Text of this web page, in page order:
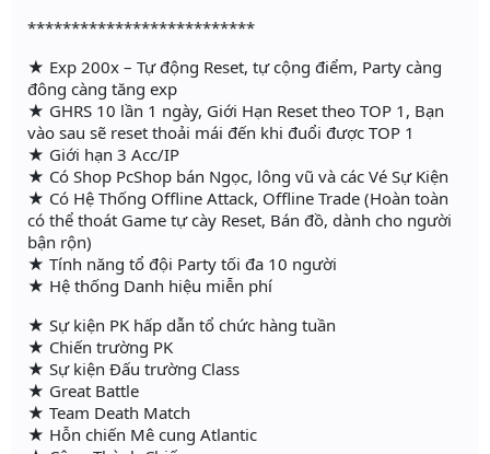
**************************
★ Exp 200x – Tự động Reset, tự cộng điểm, Party càng
đông càng tăng exp
★ GHRS 10 lần 1 ngày, Giới Hạn Reset theo TOP 1, Bạn
vào sau sẽ reset thoải mái đến khi đuổi được TOP 1
★ Giới hạn 3 Acc/IP
★ Có Shop PcShop bán Ngọc, lông vũ và các Vé Sự Kiện
★ Có Hệ Thống Offline Attack, Offline Trade (Hoàn toàn
có thể thoát Game tự cày Reset, Bán đồ, dành cho người
bận rộn)
★ Tính năng tổ đội Party tối đa 10 người
★ Hệ thống Danh hiệu miễn phí
★ Sự kiện PK hấp dẫn tổ chức hàng tuần
★ Chiến trường PK
★ Sự kiện Đấu trường Class
★ Great Battle
★ Team Death Match
★ Hỗn chiến Mê cung Atlantic